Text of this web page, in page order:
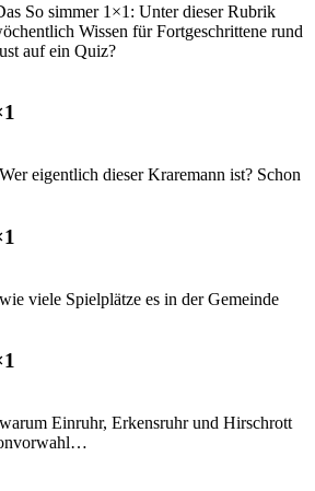
So simmer 1×1: Unter dieser Rubrik
Wissen für Fortgeschrittene rund
auf ein Quiz?
eigentlich dieser Kraremann ist? Schon
viele Spielplätze es in der Gemeinde
Einruhr, Erkensruhr und Hirschrott